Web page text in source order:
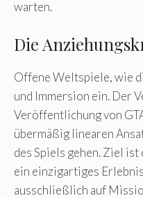
warten.
Die
Offene Weltspiele, wie
und Immersion ein. Der
Veröffentlichung von
übermäßig linearen
des Spiels gehen. Ziel
ein einzigartiges
ausschließlich auf